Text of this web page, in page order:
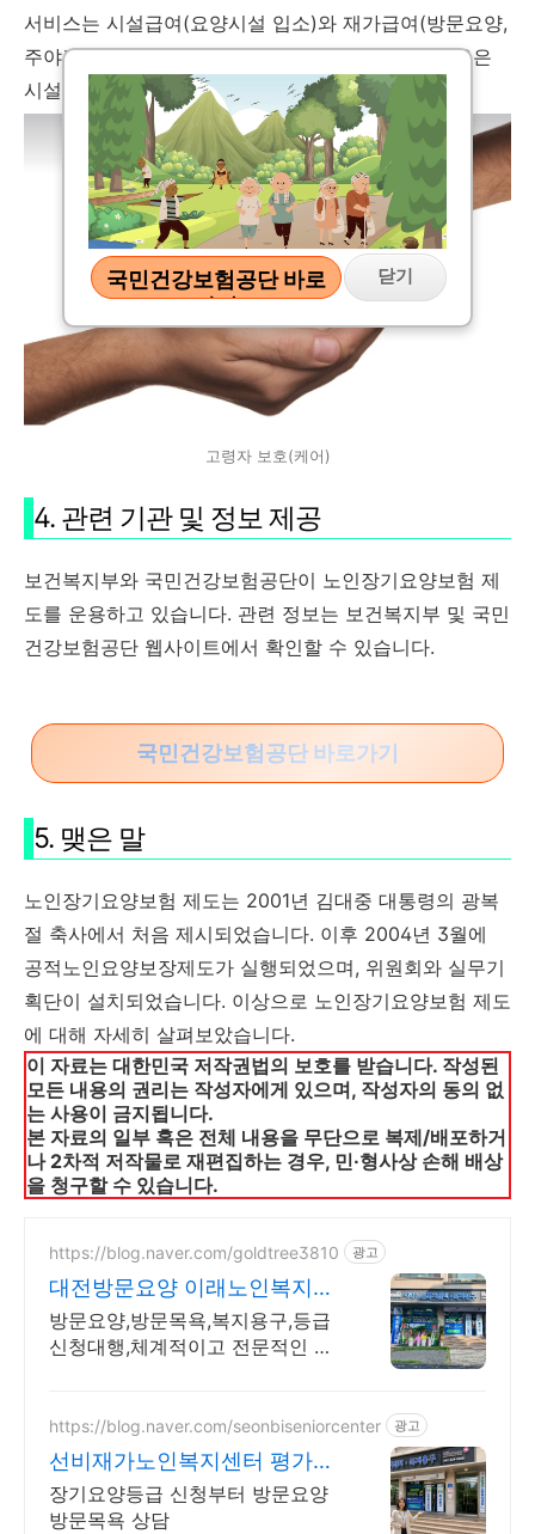
국민건강보험공단 바로
가기
닫기
서비스는 시설급여(요양시설 입소)와 재가급여(방문요양,
주야간 보호 등)로 구분됩니다. 개인이 부담하는 비용은
시설급여 20%, 재가급여 15%입니다.
고령자 보호(케어)
4. 관련 기관 및 정보 제공
보건복지부와 국민건강보험공단이 노인장기요양보험 제
도를 운용하고 있습니다. 관련 정보는 보건복지부 및 국민
건강보험공단 웹사이트에서 확인할 수 있습니다.
국민건강보험공단 바로가기
5. 맺은 말
노인장기요양보험 제도는 2001년 김대중 대통령의 광복
절 축사에서 처음 제시되었습니다. 이후 2004년 3월에
공적노인요양보장제도가 실행되었으며, 위원회와 실무기
획단이 설치되었습니다. 이상으로 노인장기요양보험 제도
에 대해 자세히 살펴보았습니다.
이 자료는 대한민국 저작권법의 보호를 받습니다. 작성된
모든 내용의 권리는 작성자에게 있으며, 작성자의 동의 없
는 사용이 금지됩니다.
본 자료의 일부 혹은 전체 내용을 무단으로 복제/배포하거
나 2차적 저작물로 재편집하는 경우, 민·형사상 손해 배상
을 청구할 수 있습니다.
https://blog.naver.com/goldtree3810 광고
대전방문요양 이래노인복지센
터 등급신청 도와드립니다.
방문요양,방문목욕,복지용구,등급
신청대행,체계적이고 전문적인 어
https://blog.naver.com/seonbiseniorcenter 광고
선비재가노인복지센터 평가A
장기요양기관
장기요양등급 신청부터 방문요양
방문목욕 상담